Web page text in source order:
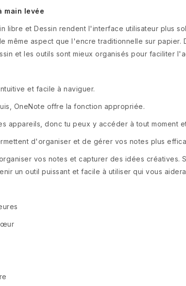
main levée
libre et Dessin rendent l'interface utilisateur plus
même aspect que l'encre traditionnelle sur papier.
et les outils sont mieux organisés pour faciliter
et facile à naviguer.
OneNote offre la fonction appropriée.
appareils, donc tu peux y accéder à tout moment
d'organiser et de gérer vos notes plus
vos notes et capturer des idées créatives.
un outil puissant et facile à utiliser qui vous